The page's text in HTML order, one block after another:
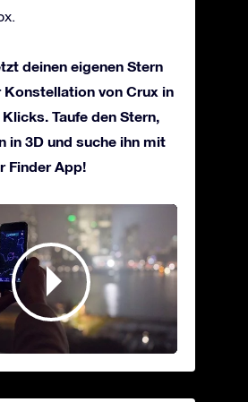
deinen eigenen Stern
Konstellation von Crux in
Taufe den Stern,
in 3D und suche ihn mit
Finder App!